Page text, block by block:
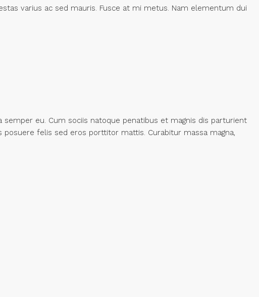
varius ac sed mauris. Fusce at mi metus. Nam elementum dui
eu. Cum sociis natoque penatibus et magnis dis parturient
felis sed eros porttitor mattis. Curabitur massa magna,